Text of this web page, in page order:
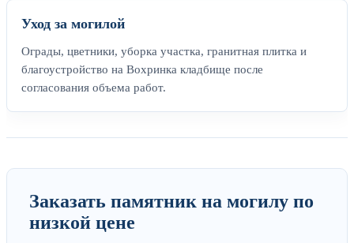
Уход за могилой
Ограды, цветники, уборка участка, гранитная плитка и
благоустройство на Вохринка кладбище после
согласования объема работ.
Заказать памятник на могилу по
низкой цене